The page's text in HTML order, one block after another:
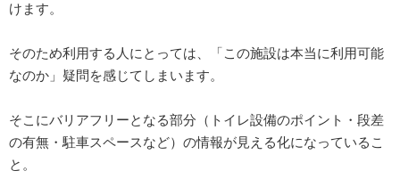
けます。
そのため利用する人にとっては、「この施設は本当に利用可能
なのか」疑問を感じてしまいます。
そこにバリアフリーとなる部分（トイレ設備のポイント・段差
の有無・駐車スペースなど）の情報が見える化になっているこ
と。